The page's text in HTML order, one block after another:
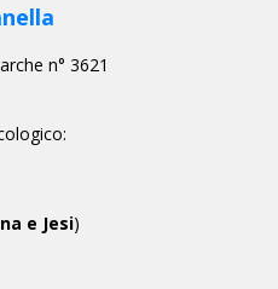
n° 3621
e Jesi)